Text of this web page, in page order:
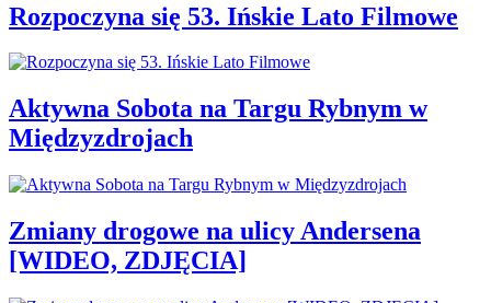
Rozpoczyna się 53. Ińskie Lato Filmowe
Aktywna Sobota na Targu Rybnym w
Międzyzdrojach
Zmiany drogowe na ulicy Andersena
[WIDEO, ZDJĘCIA]